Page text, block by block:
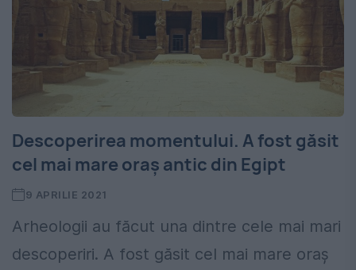
Descoperirea momentului. A fost găsit
cel mai mare oraș antic din Egipt
9 APRILIE 2021
Arheologii au făcut una dintre cele mai mari
descoperiri. A fost găsit cel mai mare oraș